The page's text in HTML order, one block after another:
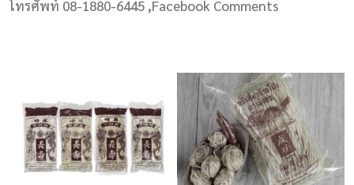
โทรศัพท์ 08-1880-6445 ,Facebook Comments